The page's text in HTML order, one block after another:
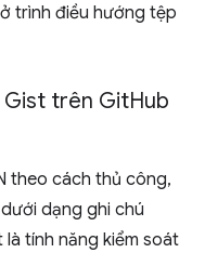
trình điều hướng tệp
Gist trên GitHub
theo cách thủ công,
dạng ghi chú
tính năng kiểm soát